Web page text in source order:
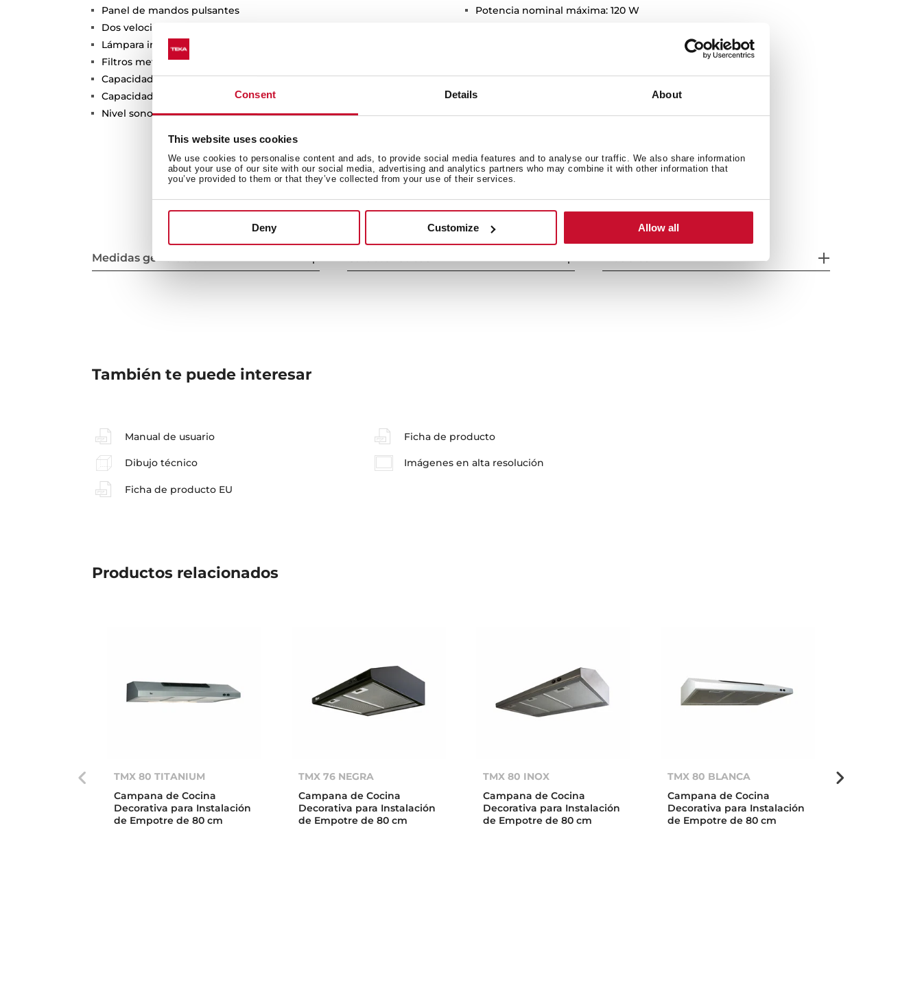
Consent Details About
This website uses cookies
We use cookies to personalise content and ads, to provide social media features and to analyse our traffic. We also share information
about your use of our site with our social media, advertising and analytics partners who may combine it with other information that
you’ve provided to them or that they’ve collected from your use of their services.
Deny Customize Allow all
Panel de mandos pulsantes
Dos velocidades
Lámpara incandescente
Filtros metálicos, lavables en lavavajillas
Capacidad de extracción máxima: 250 m³/h
Capacidad de extracción UNE-EN-61591: 149 m³/h
Nivel sonoro: min. 44 –máx. 66 dB
Potencia nominal máxima: 120 W
Dimensiones
Exterior (Alto/Ancho/Fondo): 150/760/500 mm
Medidas generales Características Modelos
También te puede interesar
Manual de usuario Ficha de producto
Dibujo técnico Imágenes en alta resolución
Ficha de producto EU
Productos relacionados
TMX 80 TITANIUM
Campana de Cocina
Decorativa para Instalación
de Empotre de 80 cm
TMX 76 NEGRA
Campana de Cocina
Decorativa para Instalación
de Empotre de 80 cm
TMX 80 INOX
Campana de Cocina
Decorativa para Instalación
de Empotre de 80 cm
TMX 80 BLANCA
Campana de Cocina
Decorativa para Instalación
de Empotre de 80 cm